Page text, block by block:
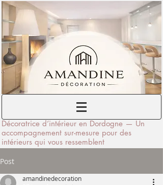
Décoratrice d’intérieur en Dordogne — Un
accompagnement sur-mesure pour des
intérieurs qui vous ressemblent
Post
amandinedecoration